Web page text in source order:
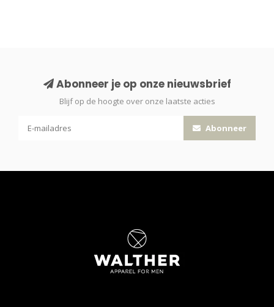
Abonneer je op onze nieuwsbrief
Blijf op de hoogte over onze laatste acties
Abonneer